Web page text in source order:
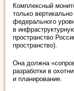
Комплексный
только
федерального
в
пространство
пространство).
Она должна
разработки в
и планирование.